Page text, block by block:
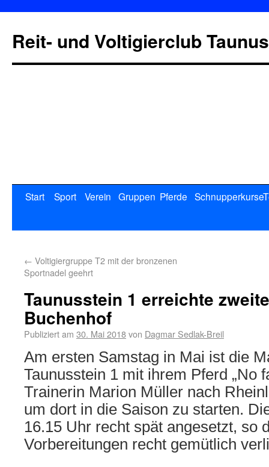
Reit- und Voltigierclub
Start Sport Verein Gruppen Pferde Schnupperkurse
← Voltigiergruppe T2 mit der bronzenen
Sportnadel geehrt
Taunusstein 1 erreichte
Buchenhof
Publiziert am 30. Mai 2018von Dagmar Sedlak-Breil
Am ersten Samstag in Mai ist die
Taunusstein 1 mit ihrem Pferd „No
Trainerin Marion Müller nach
um dort in die Saison zu starten.
16.15 Uhr recht spät angesetzt, so
Vorbereitungen recht gemütlich